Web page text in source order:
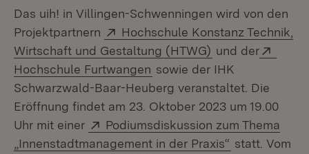
Das uih! in Villingen-Schwenningen wird von den
Projektpartnern
Extern:
Hochschule Konstanz Technik,
Wirtschaft und Gestaltung (HTWG) (Öffnet in
und der
Hochschule Furtwangen (Öffnet in neuem Fenster)
sowie der IHK
Schwarzwald-Baar-Heuberg veranstaltet. Die
Eröffnung findet am 23. Oktober 2023 um 19.00
Uhr mit einer
Extern:
Podiumsdiskussion zum Thema
„Innenstadtmanagement in der Praxis“ (Öffnet in
statt. Vom